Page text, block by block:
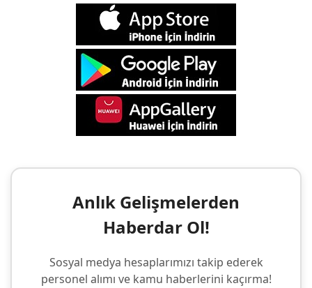
Anlık Gelişmelerden
Haberdar Ol!
Sosyal medya hesaplarımızı takip ederek
personel alımı ve kamu haberlerini kaçırma!